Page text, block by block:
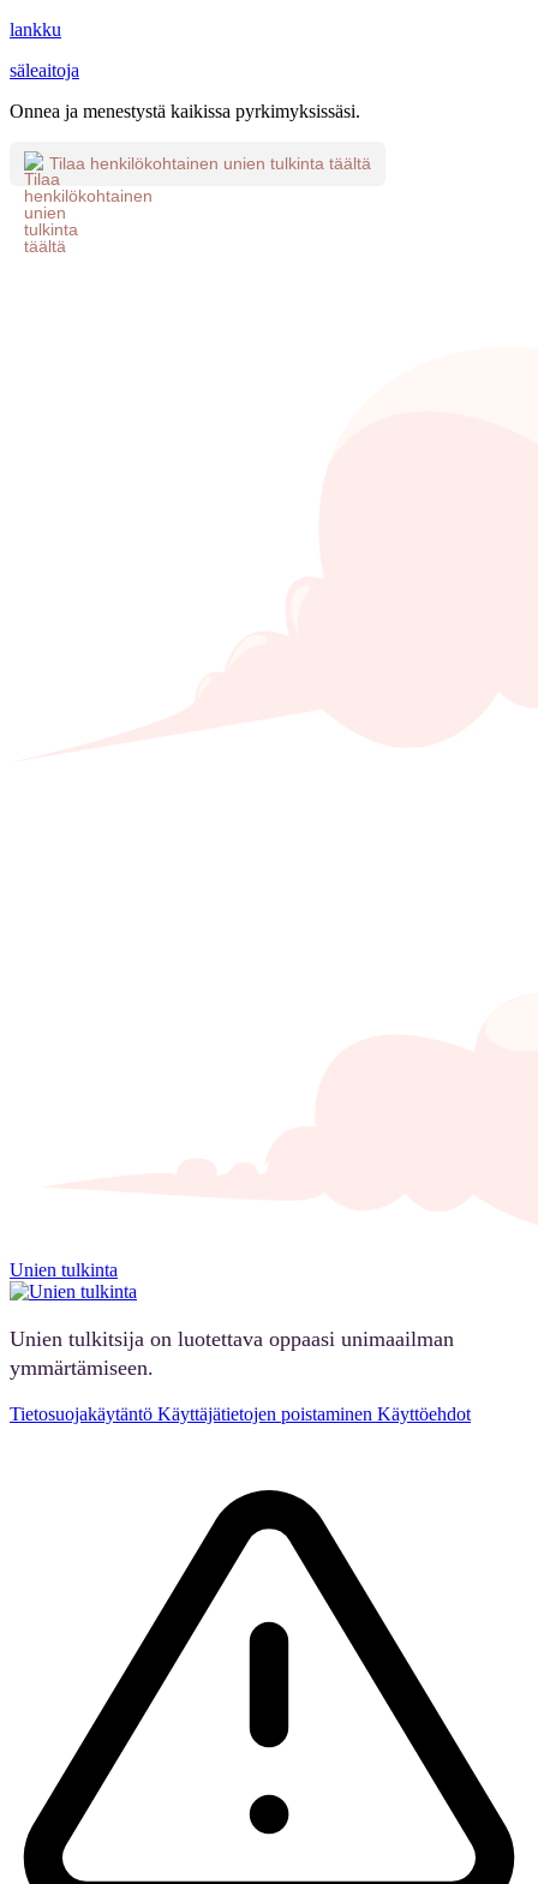
lankku
säleaitoja
Onnea ja menestystä kaikissa pyrkimyksissäsi.
Tilaa henkilökohtainen unien tulkinta täältä
Unien tulkinta
Unien tulkitsija on luotettava oppaasi unimaailman
ymmärtämiseen.
Tietosuojakäytäntö Käyttäjätietojen poistaminen Käyttöehdot